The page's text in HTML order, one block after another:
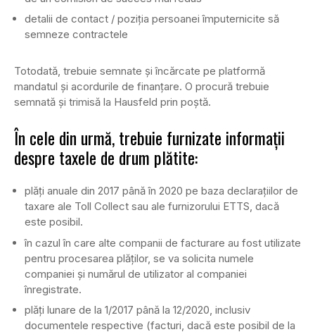
detalii de contact / poziția persoanei împuternicite să
semneze contractele
Totodată, trebuie semnate și încărcate pe platformă
mandatul și acordurile de finanțare. O procură trebuie
semnată și trimisă la Hausfeld prin poștă.
În cele din urmă, trebuie furnizate informații
despre taxele de drum plătite:
plăți anuale din 2017 până în 2020 pe baza declarațiilor de
taxare ale Toll Collect sau ale furnizorului ETTS, dacă
este posibil.
în cazul în care alte companii de facturare au fost utilizate
pentru procesarea plăților, se va solicita numele
companiei și numărul de utilizator al companiei
înregistrate.
plăți lunare de la 1/2017 până la 12/2020, inclusiv
documentele respective (facturi, dacă este posibil de la